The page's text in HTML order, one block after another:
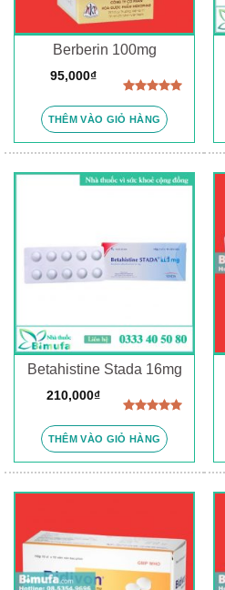
Berberin 100mg
hạng5.00
5 sao
95,000₫
THÊM VÀO GIỎ HÀNG
Betahistine Stada 16mg
hạng5.00
5 sao
210,000₫
THÊM VÀO GIỎ HÀNG